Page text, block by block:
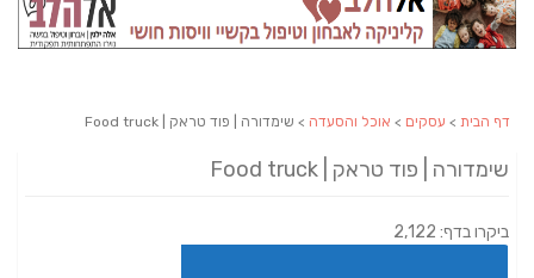
דף הבית > עסקים > אוכל והסעדה > שימדורה | פוד טראק | Food truck
שימדורה | פוד טראק | Food truck
ביקרו בדף: 2,122